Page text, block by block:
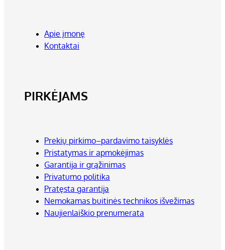
Apie įmonę
Kontaktai
PIRKĖJAMS
Prekių pirkimo–pardavimo taisyklės
Pristatymas ir apmokėjimas
Garantija ir grąžinimas
Privatumo politika
Pratęsta garantija
Nemokamas buitinės technikos išvežimas
Naujienlaiškio prenumerata